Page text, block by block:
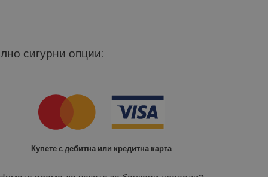
сигурни опции:
Купете с дебитна или кредитна карта